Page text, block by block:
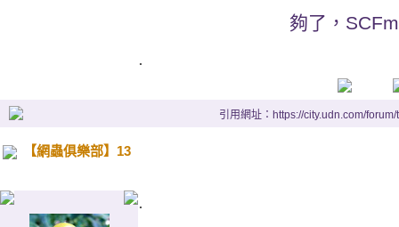
夠了，
.
引用網址：https://city.udn.com/
【網蟲俱樂部】13
.